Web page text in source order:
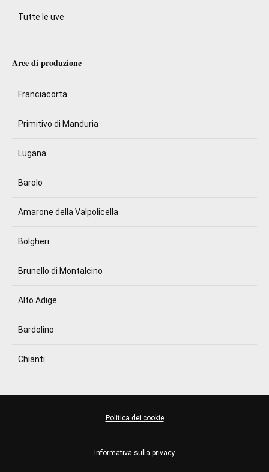
Tutte le uve
Aree di produzione
Franciacorta
Primitivo di Manduria
Lugana
Barolo
Amarone della Valpolicella
Bolgheri
Brunello di Montalcino
Alto Adige
Bardolino
Chianti
Informativa sulla privacy
Politica dei cookie